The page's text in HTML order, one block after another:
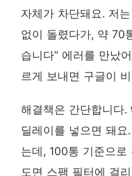
자체가 차단돼요. 저
없이 돌렸다가, 약 70
습니다” 에러를 만났
르게 보내면 구글이
해결책은 간단합니다.
딜레이를 넣으면 돼
는데, 100통 기준으
도면 스팸 필터에 걸